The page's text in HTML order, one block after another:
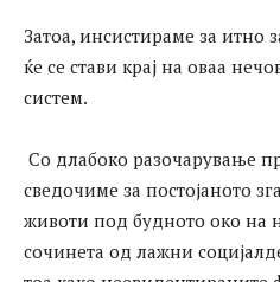
Затоа, инсистираме за итно
ќе се стави крај на оваа
систем.
Со длабоко разочарување
сведочиме за постојаното
животи под будното око на
сочинета од лажни